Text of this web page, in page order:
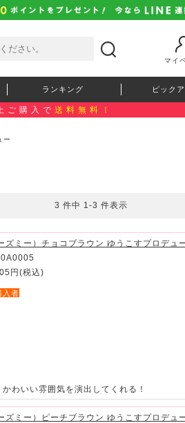
マイ
ランキング ピック
購入で 送料無料！
ー
3 件中 1-3 件表示
ミー）チョコブラウン ゆうこすプロデュ
円 (税込)
入者
わいい雰囲気を演出してくれる！
ミー）ピーチブラウン ゆうこすプロデュ